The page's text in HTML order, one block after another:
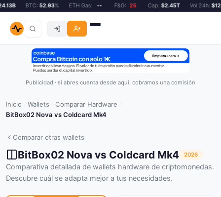
BTC:52.93% ETH Gas: -- F&G: 25 Cap:$2.45T Vol 24h:
Publicidad · si abres cuenta desde aquí, cobramos una comisión
Inicio Wallets Comparar Hardware
BitBox02 Nova vs Coldcard Mk4
Comparar otras wallets
BitBox02 Nova vs Coldcard Mk4 2026
Comparativa detallada de wallets hardware de criptomonedas.
Descubre cuál se adapta mejor a tus necesidades.